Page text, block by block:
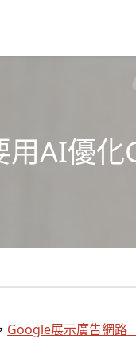
AI優化
Google展示廣告網路